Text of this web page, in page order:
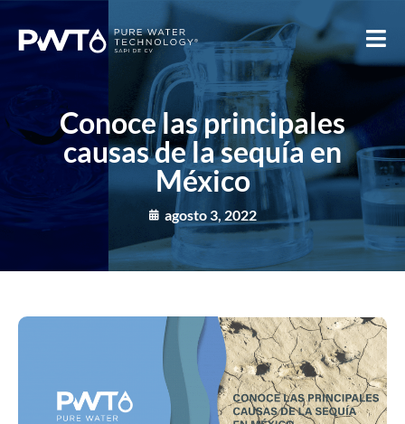
Conoce las principales
causas de la sequía en
México
agosto 3, 2022